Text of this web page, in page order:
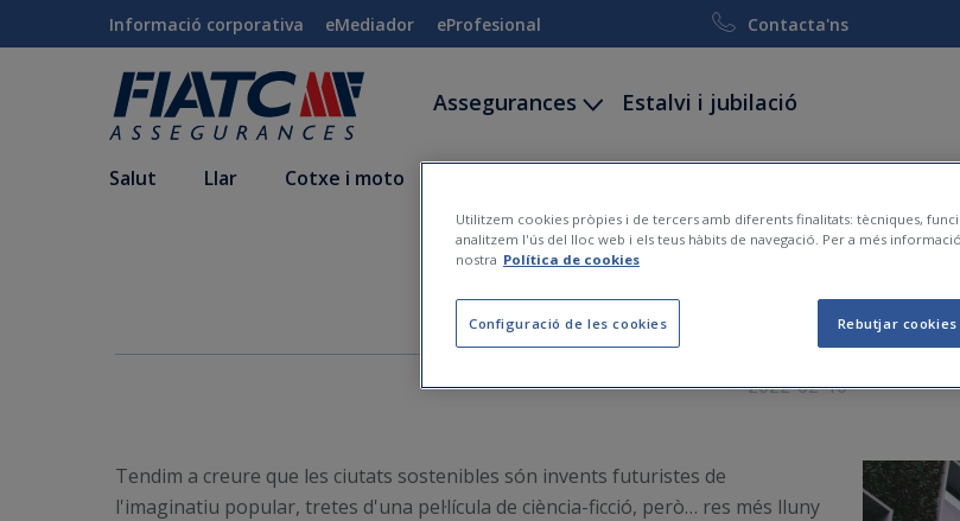
Salta al contingut principal
Informació corporativa eMediador eProfesional Contacta'ns
Assegurances Estalvi i jubilació
Salut Llar Cotxe i moto
Què és una ciutat
2022-02-16
Tendim a creure que les ciutats sostenibles són invents futuristes de
l'imaginatiu popular, tretes d'una pel·lícula de ciència-ficció, però… res més lluny
Utilitzem cookies pròpies i de tercers amb diferents finalitats: tècniques,
analitzem l'ús del lloc web i els teus hàbits de navegació. Per a més
nostra Política de cookies
Configuració de les cookies Rebutjar cookies